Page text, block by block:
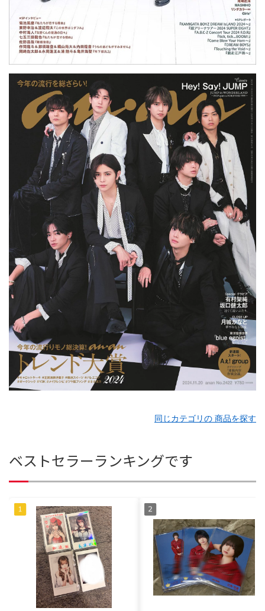
同じカテゴリの 商品を探す
ベストセラーランキングです